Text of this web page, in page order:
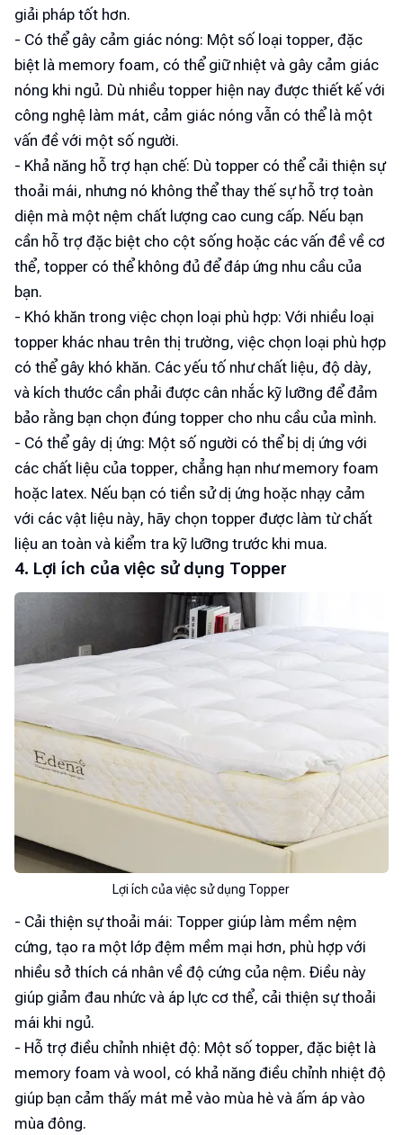
giải pháp tốt hơn.
- Có thể gây cảm giác nóng: Một số loại topper, đặc
biệt là memory foam, có thể giữ nhiệt và gây cảm giác
nóng khi ngủ. Dù nhiều topper hiện nay được thiết kế với
công nghệ làm mát, cảm giác nóng vẫn có thể là một
vấn đề với một số người.
- Khả năng hỗ trợ hạn chế: Dù topper có thể cải thiện sự
thoải mái, nhưng nó không thể thay thế sự hỗ trợ toàn
diện mà một nệm chất lượng cao cung cấp. Nếu bạn
cần hỗ trợ đặc biệt cho cột sống hoặc các vấn đề về cơ
thể, topper có thể không đủ để đáp ứng nhu cầu của
bạn.
- Khó khăn trong việc chọn loại phù hợp: Với nhiều loại
topper khác nhau trên thị trường, việc chọn loại phù hợp
có thể gây khó khăn. Các yếu tố như chất liệu, độ dày,
và kích thước cần phải được cân nhắc kỹ lưỡng để đảm
bảo rằng bạn chọn đúng topper cho nhu cầu của mình.
- Có thể gây dị ứng: Một số người có thể bị dị ứng với
các chất liệu của topper, chẳng hạn như memory foam
hoặc latex. Nếu bạn có tiền sử dị ứng hoặc nhạy cảm
với các vật liệu này, hãy chọn topper được làm từ chất
liệu an toàn và kiểm tra kỹ lưỡng trước khi mua.
4. Lợi ích của việc sử dụng Topper
Lợi ích của việc sử dụng Topper
- Cải thiện sự thoải mái: Topper giúp làm mềm nệm
cứng, tạo ra một lớp đệm mềm mại hơn, phù hợp với
nhiều sở thích cá nhân về độ cứng của nệm. Điều này
giúp giảm đau nhức và áp lực cơ thể, cải thiện sự thoải
mái khi ngủ.
- Hỗ trợ điều chỉnh nhiệt độ: Một số topper, đặc biệt là
memory foam và wool, có khả năng điều chỉnh nhiệt độ
giúp bạn cảm thấy mát mẻ vào mùa hè và ấm áp vào
mùa đông.